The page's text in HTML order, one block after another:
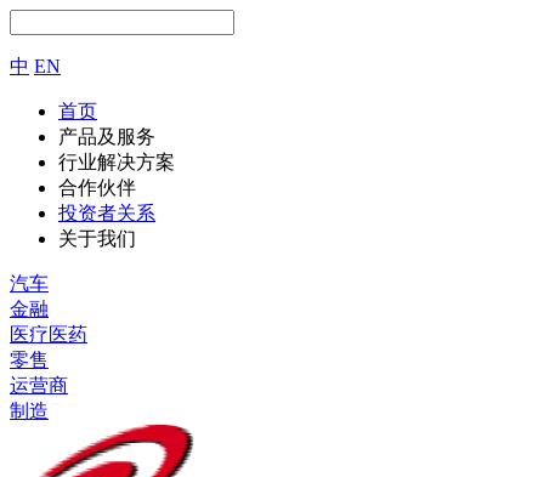
中 EN
首页
产品及服务
行业解决方案
合作伙伴
投资者关系
关于我们
汽车
金融
医疗医药
零售
运营商
制造